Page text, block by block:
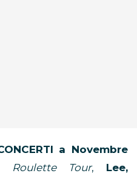
a Novembre
Roulette Tour, Lee,